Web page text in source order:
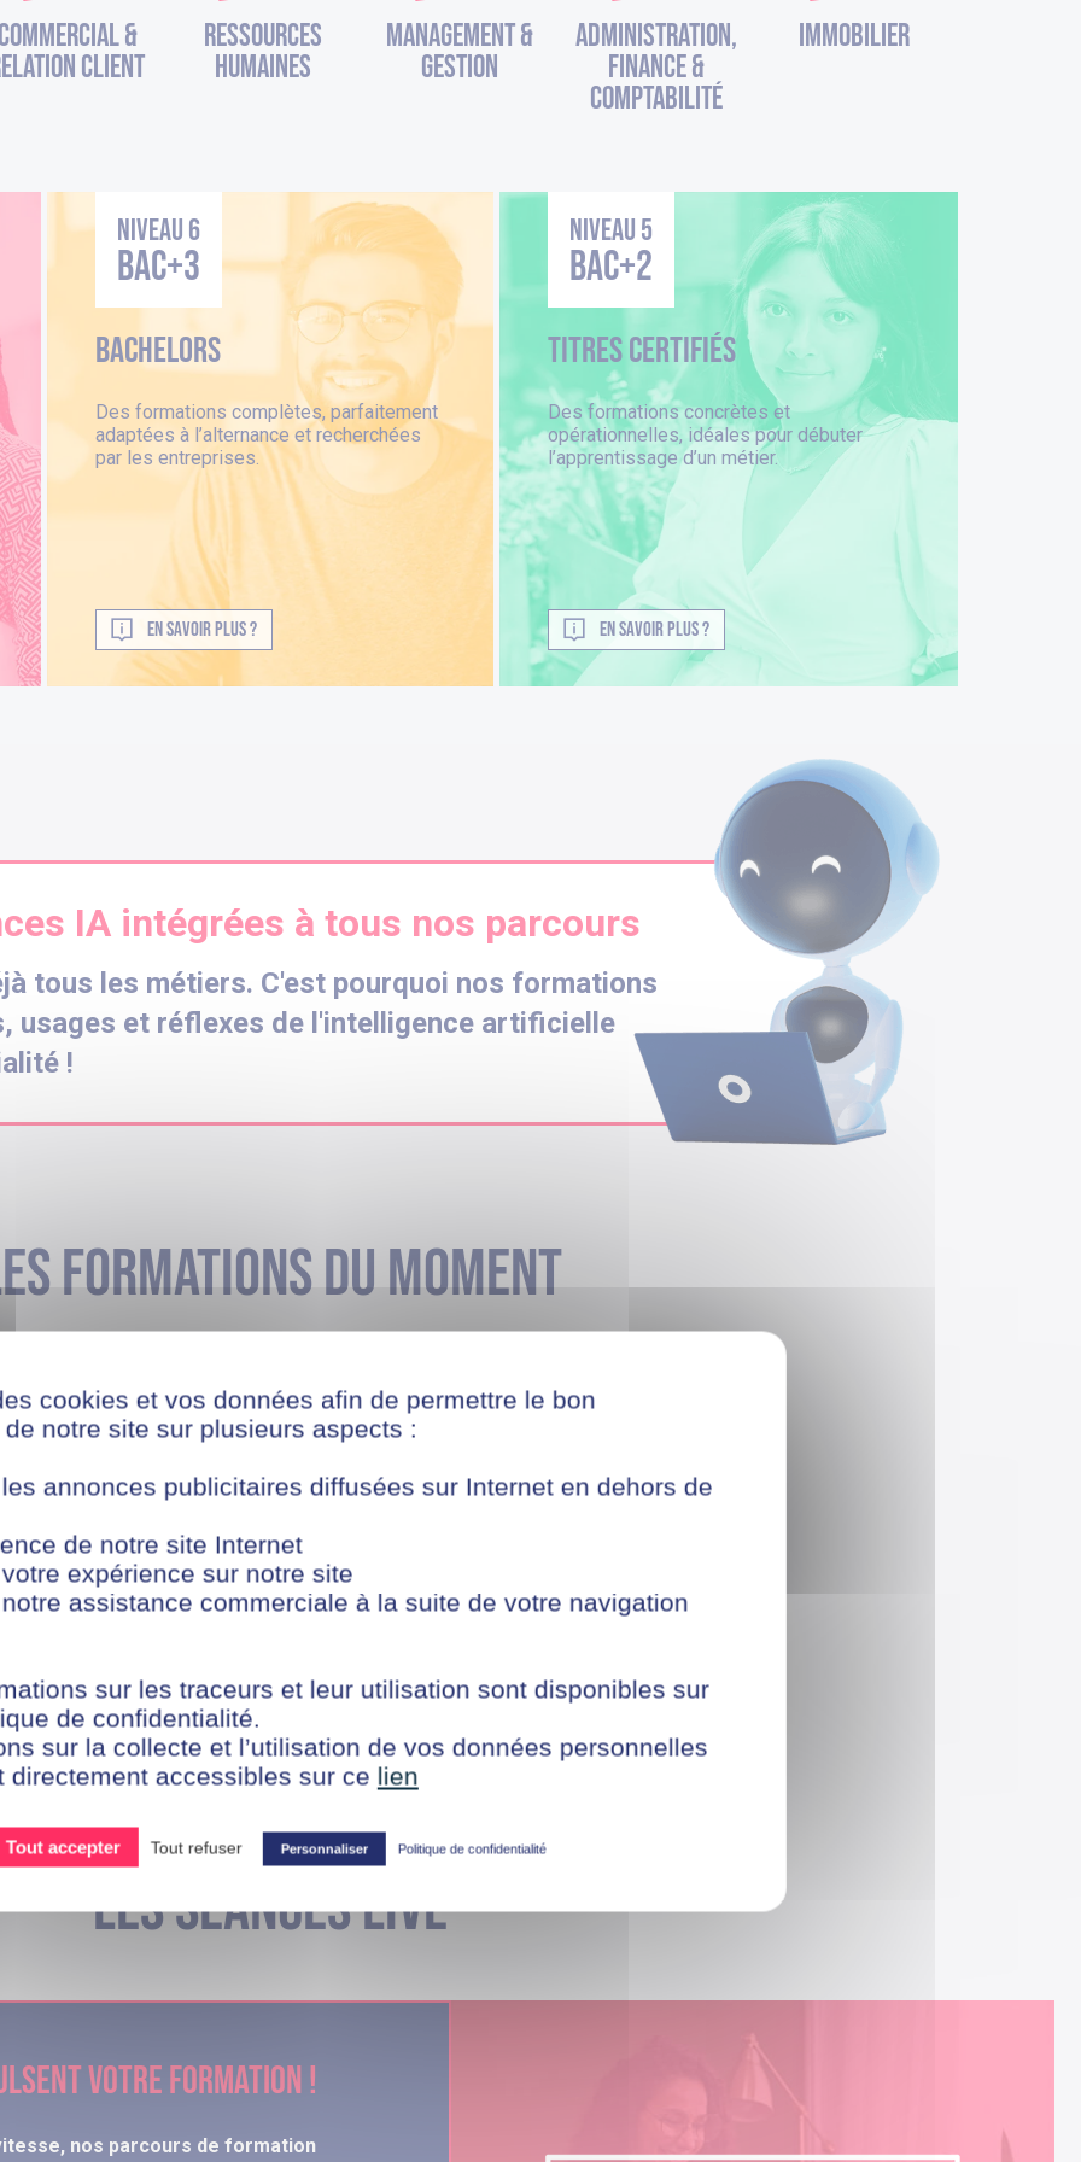
Commercial &
Client
Ressources
Humaines
Management &
Gestion
Administration,
finance &
comptabilité
Immobilier
Niveau 6
BAC+3
Bachelors
Des formations complètes, parfaitement
adaptées à l’alternance et recherchées
par les entreprises.
EN SAVOIR PLUS ?
Niveau 5
BAC+2
Titres Certifiés
Des formations concrètes et
opérationnelles, idéales pour débuter
l’apprentissage d’un métier.
EN SAVOIR PLUS ?
IA intégrées à tous nos parcours
tous les métiers. C'est pourquoi nos formations
usages et réflexes de l'intelligence artificielle
!
formations du moment
la réussite
compétences dont
iSCOD, obtenez un
des compétences
Une nouvelle façon
des formations
l'emploi. A découvrir
Les séances live
votre formation !
nos parcours de formation
cookies et vos données afin de permettre le bon
notre site sur plusieurs aspects :
annonces publicitaires diffusées sur Internet en dehors de
de notre site Internet
expérience sur notre site
assistance commerciale à la suite de votre navigation
sur les traceurs et leur utilisation sont disponibles sur
de confidentialité.
sur la collecte et l’utilisation de vos données personnelles
directement accessibles sur ce lien
Tout accepter Tout refuser Personnaliser Politique de confidentialité